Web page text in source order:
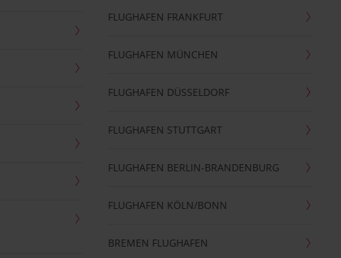
FLUGHAFEN FRANKFURT
FLUGHAFEN MÜNCHEN
FLUGHAFEN DÜSSELDORF
FLUGHAFEN STUTTGART
FLUGHAFEN BERLIN-BRANDENBURG
FLUGHAFEN KÖLN/BONN
BREMEN FLUGHAFEN